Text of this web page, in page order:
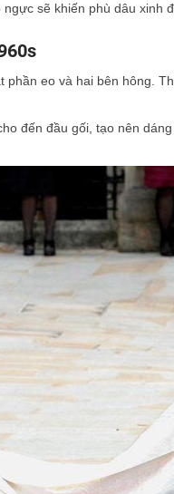
sẽ khiến phù dâu xinh
eo và hai bên hông.
đến đầu gối, tạo nên